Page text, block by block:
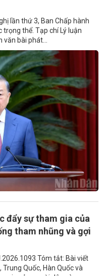
lần thứ 3, Ban Chấp hành
thể. Tạp chí Lý luận
bài phát...
đẩy sự tham gia của
tham nhũng và gợi
Tóm tắt: Bài viết
Quốc, Hàn Quốc và